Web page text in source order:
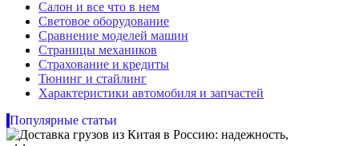
Салон и все что в нем
Световое оборудование
Сравнение моделей машин
Страницы механиков
Страхование и кредиты
Тюнинг и стайлинг
Характеристики автомобиля и запчастей
Популярные статьи